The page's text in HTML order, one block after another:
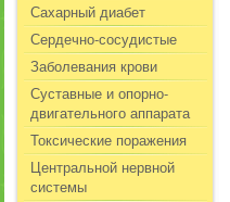
Сахарный диабет
Сердечно-сосудистые
Заболевания крови
Суставные и опорно-
двигательного аппарата
Токсические поражения
Центральной нервной
системы